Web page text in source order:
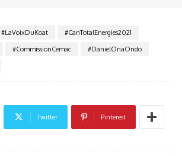
#CanTotalEnergies2021
#CommissionCemac
#DanielOnaOndo
Twitter Pinterest